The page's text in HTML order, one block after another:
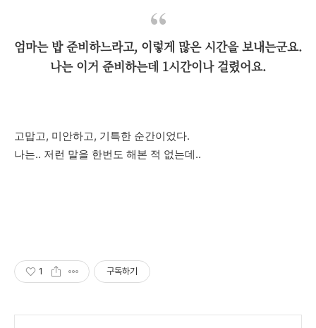
엄마는 밥 준비하느라고, 이렇게 많은 시간을 보내는군요.
나는 이거 준비하는데 1시간이나 걸렸어요.
고맙고, 미안하고, 기특한 순간이었다.
나는.. 저런 말을 한번도 해본 적 없는데..
1 구독하기